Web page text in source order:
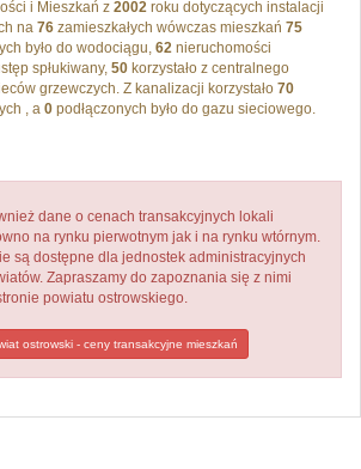
i Mieszkań z 2002 roku dotyczących instalacji
na 76 zamieszkałych wówczas mieszkań 75
było do wodociągu, 62 nieruchomości
spłukiwany, 50 korzystało z centralnego
grzewczych. Z kanalizacji korzystało 70
, a 0 podłączonych było do gazu sieciowego.
dane o cenach transakcyjnych lokali
na rynku pierwotnym jak i na rynku wtórnym.
są dostępne dla jednostek administracyjnych
Zapraszamy do zapoznania się z nimi
powiatu ostrowskiego.
ostrowski - ceny transakcyjne mieszkań